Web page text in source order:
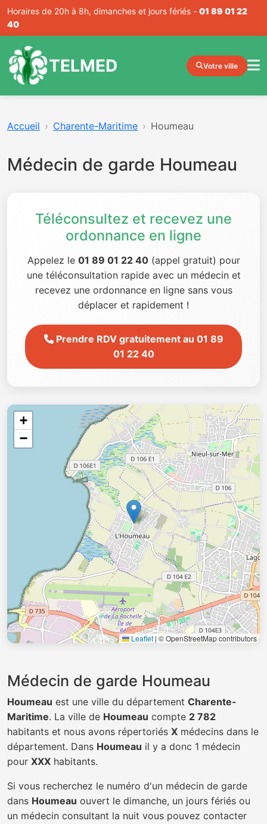
Horaires de 20h à 8h, dimanches et jours fériés - 01 89 01 22
40
TELMED Votre ville
Accueil Charente-Maritime Houmeau
Médecin de garde Houmeau
Téléconsultez et recevez une
ordonnance en ligne
Appelez le 01 89 01 22 40(appel gratuit) pour
une téléconsultation rapide avec un médecin et
recevez une ordonnance en ligne sans vous
déplacer et rapidement !
Prendre RDV gratuitement au 01 89
01 22 40
+
−
Leaflet | © OpenStreetMap contributors
Médecin de garde Houmeau
Houmeau est une ville du département Charente-
Maritime. La ville de Houmeau compte 2 782
habitants et nous avons répertoriés X médecins dans le
département. Dans Houmeau il y a donc 1 médecin
pour XXX habitants.
Si vous recherchez le numéro d'un médecin de garde
dans Houmeau ouvert le dimanche, un jours fériés ou
un médecin consultant la nuit vous pouvez contacter